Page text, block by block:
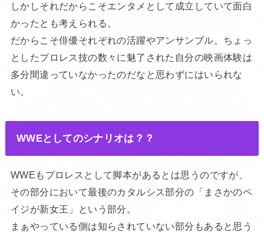
しかしそれだからこそエンタメとして成立していて面白
かったとも考えられる。
だからこそ俳優それぞれの活躍やアンサンブル。ちょっ
としたプロレス技の数々に魅了された自分の映画体験は
多分間違っていなかったのだなと思わずにはいられな
い。
WWEとしてのシナリオは？？
WWEもプロレスとして脚本があるとは思うのですが、
その部分において最後のカタルシス部分の「まさかのペ
イジが新女王」という部分。
まぁやっている側は知らされていない部分もあると思う